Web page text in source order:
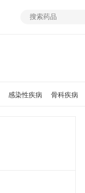
感染性疾病 骨科疾病